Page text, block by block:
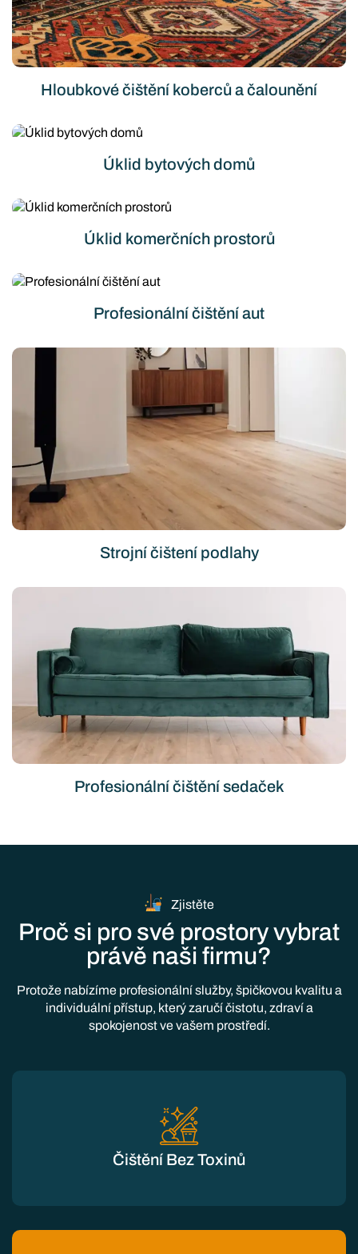
Hloubkové čištění koberců a čalounění
Úklid bytových domů
Úklid komerčních prostorů
Profesionální čištění aut
Strojní čištení podlahy
Profesionální čištění sedaček
Proč si pro své prostory vybrat
právě naši firmu?
Zjistěte
Protože nabízíme profesionální služby, špičkovou kvalitu a
individuální přístup, který zaručí čistotu, zdraví a
spokojenost ve vašem prostředí.
Čištění Bez Toxinů